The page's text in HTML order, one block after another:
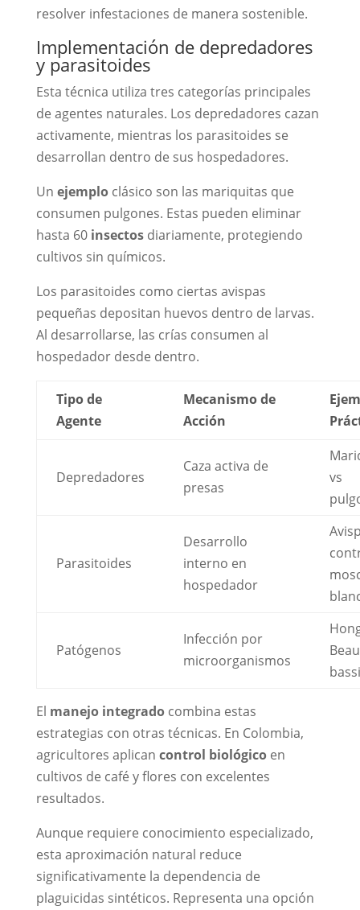
resolver infestaciones de manera sostenible.
Implementación de depredadores
y parasitoides
Esta técnica utiliza tres categorías principales
de agentes naturales. Los depredadores cazan
activamente, mientras los parasitoides se
desarrollan dentro de sus hospedadores.
Un ejemploclásico son las mariquitas que
consumen pulgones. Estas pueden eliminar
hasta 60 insectosdiariamente, protegiendo
cultivos sin químicos.
Los parasitoides como ciertas avispas
pequeñas depositan huevos dentro de larvas.
Al desarrollarse, las crías consumen al
hospedador desde dentro.
Tipo de
Agente
Mecanismo de
Acción
Depredadores
Caza activa de
presas
vs
Parasitoides
Desarrollo
interno en
hospedador
Patógenos
Infección por
microorganismos
El manejo integradocombina estas
estrategias con otras técnicas. En Colombia,
agricultores aplican control biológicoen
cultivos de café y flores con excelentes
resultados.
Aunque requiere conocimiento especializado,
esta aproximación natural reduce
significativamente la dependencia de
plaguicidas sintéticos. Representa una opción